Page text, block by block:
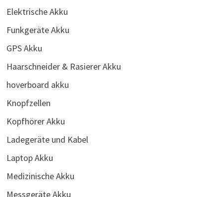
Elektrische Akku
Funkgeräte Akku
GPS Akku
Haarschneider & Rasierer Akku
hoverboard akku
Knopfzellen
Kopfhörer Akku
Ladegeräte und Kabel
Laptop Akku
Medizinische Akku
Messgeräte Akku